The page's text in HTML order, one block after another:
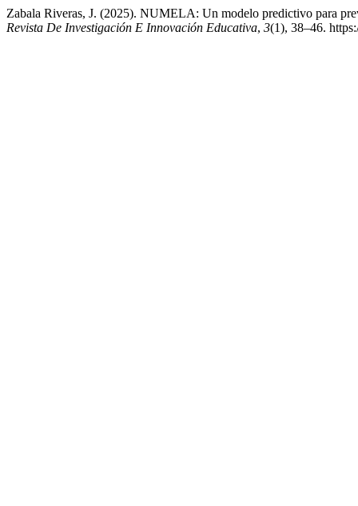
Zabala Riveras, J. (2025). NUMELA: Un modelo predictivo para
Revista De Investigación E Innovación Educativa, 3(1), 38–46.